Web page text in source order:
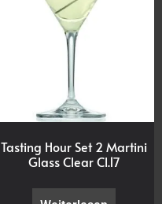
Tasting Hour Set 2 Martini
Glass Clear Cl.17